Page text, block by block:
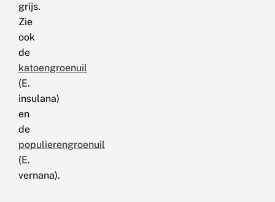
grijs.
Zie
ook
de
katoengroenuil
(E.
insulana)
en
de
populierengroenuil
(E.
vernana).